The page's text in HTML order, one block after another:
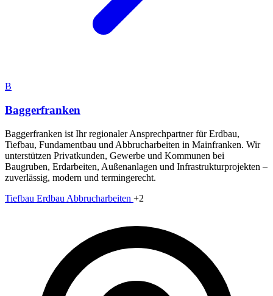
B
Baggerfranken
Baggerfranken ist Ihr regionaler Ansprechpartner für Erdbau,
Tiefbau, Fundamentbau und Abbrucharbeiten in Mainfranken. Wir
unterstützen Privatkunden, Gewerbe und Kommunen bei
Baugruben, Erdarbeiten, Außenanlagen und Infrastrukturprojekten –
zuverlässig, modern und termingerecht.
Tiefbau Erdbau Abbrucharbeiten +2